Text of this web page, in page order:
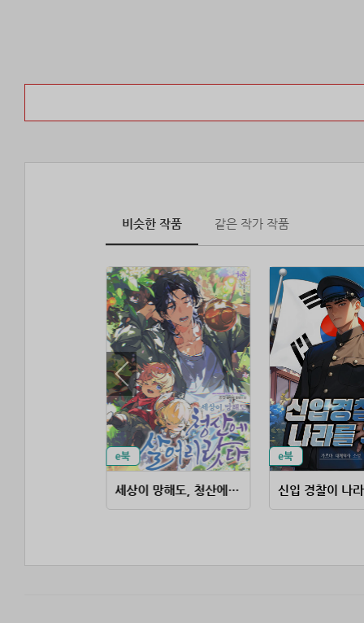
비슷한 작품 같은 작가 작품
세상이 망해도, 청산에 살어리랏다 신입 경찰이 나